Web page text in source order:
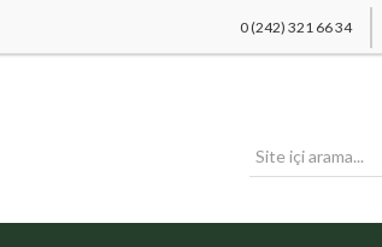
0 (242) 321 66 34